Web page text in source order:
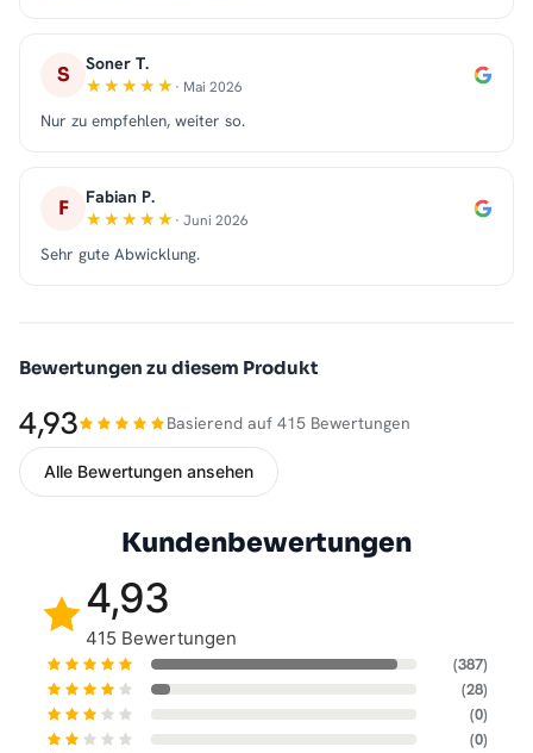
S Soner T.
· Mai 2026
Nur zu empfehlen, weiter so.
F Fabian P.
· Juni 2026
Sehr gute Abwicklung.
Bewertungen zu diesem Produkt
4,93 Basierend auf 415 Bewertungen
Alle Bewertungen ansehen
Kundenbewertungen
4,93
415 Bewertungen
(387)
(28)
(0)
(0)